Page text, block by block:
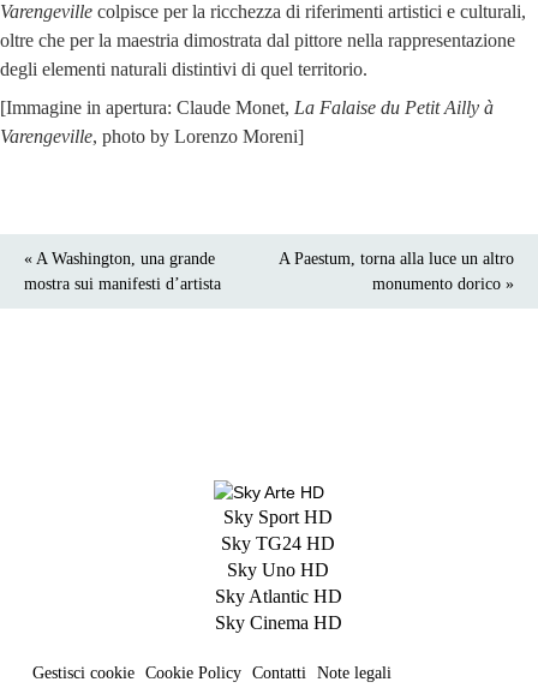
Varengeville colpisce per la ricchezza di riferimenti artistici e culturali,
oltre che per la maestria dimostrata dal pittore nella rappresentazione
degli elementi naturali distintivi di quel territorio.
[Immagine in apertura: Claude Monet, La Falaise du Petit Ailly à
Varengeville, photo by Lorenzo Moreni]
« A Washington, una grande
mostra sui manifesti d’artista
A Paestum, torna alla luce un altro
monumento dorico »
Sky Sport HD
Sky TG24 HD
Sky Uno HD
Sky Atlantic HD
Sky Cinema HD
Gestisci cookie Cookie Policy Contatti Note legali